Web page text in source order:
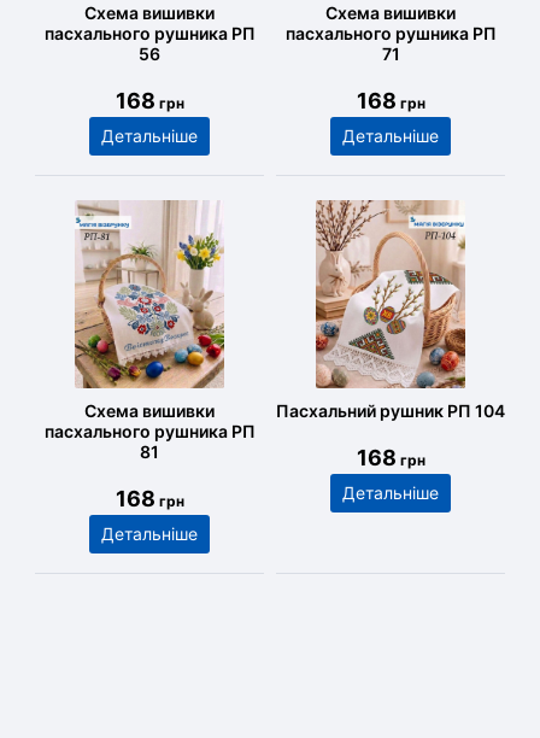
Схема вишивки
пасхального рушника РП
56
168 грн
Детальніше
Схема вишивки
пасхального рушника РП
71
168 грн
Детальніше
Схема вишивки
пасхального рушника РП
81
168 грн
Детальніше
Пасхальний рушник РП 104
168 грн
Детальніше